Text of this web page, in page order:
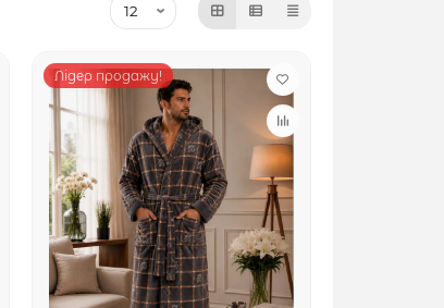
Лідер продажу!